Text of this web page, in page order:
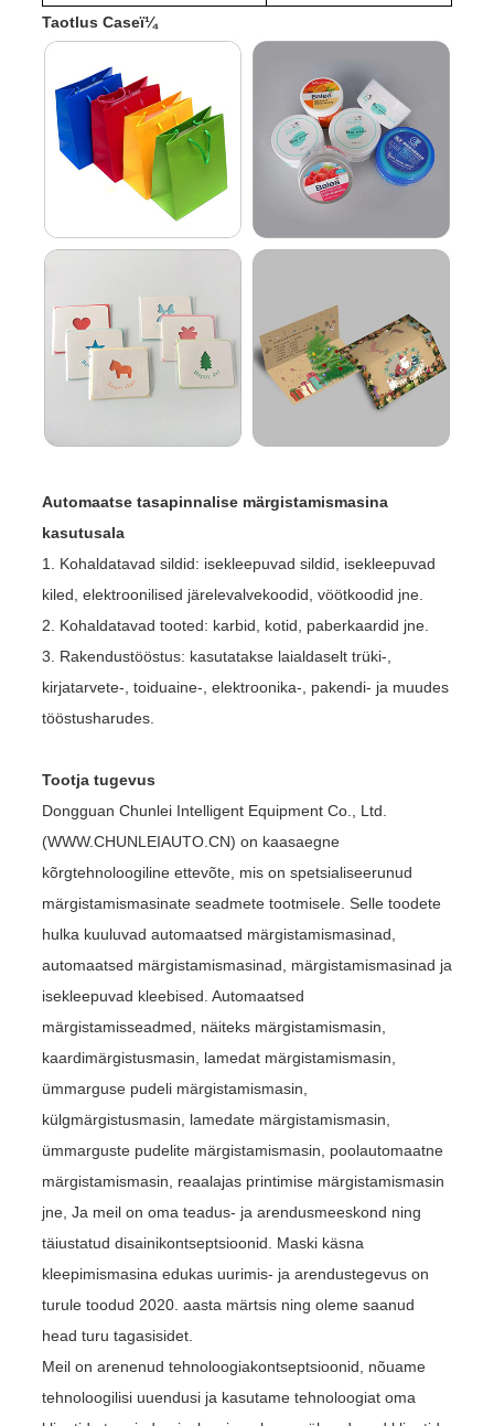
Taotlus Caseï¼
Automaatse tasapinnalise märgistamismasina
kasutusala
1. Kohaldatavad sildid: isekleepuvad sildid, isekleepuvad
kiled, elektroonilised järelevalvekoodid, vöötkoodid jne.
2. Kohaldatavad tooted: karbid, kotid, paberkaardid jne.
3. Rakendustööstus: kasutatakse laialdaselt trüki-,
kirjatarvete-, toiduaine-, elektroonika-, pakendi- ja muudes
tööstusharudes.
Tootja tugevus
Dongguan Chunlei Intelligent Equipment Co., Ltd.
(WWW.CHUNLEIAUTO.CN) on kaasaegne
kõrgtehnoloogiline ettevõte, mis on spetsialiseerunud
märgistamismasinate seadmete tootmisele. Selle toodete
hulka kuuluvad automaatsed märgistamismasinad,
automaatsed märgistamismasinad, märgistamismasinad ja
isekleepuvad kleebised. Automaatsed
märgistamisseadmed, näiteks märgistamismasin,
kaardimärgistusmasin, lamedat märgistamismasin,
ümmarguse pudeli märgistamismasin,
külgmärgistusmasin, lamedate märgistamismasin,
ümmarguste pudelite märgistamismasin, poolautomaatne
märgistamismasin, reaalajas printimise märgistamismasin
jne, Ja meil on oma teadus- ja arendusmeeskond ning
täiustatud disainikontseptsioonid. Maski käsna
kleepimismasina edukas uurimis- ja arendustegevus on
turule toodud 2020. aasta märtsis ning oleme saanud
head turu tagasisidet.
Meil on arenenud tehnoloogiakontseptsioonid, nõuame
tehnoloogilisi uuendusi ja kasutame tehnoloogiat oma